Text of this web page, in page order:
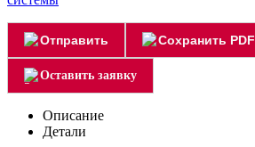
Отправить Сохранить PDF
Оставить заявку
Описание
Детали